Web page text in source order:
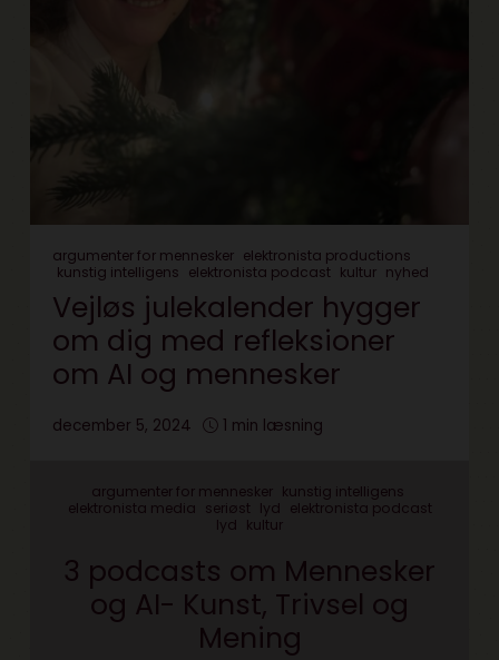
argumenter for mennesker elektronista productions
kunstig intelligens elektronista podcast kultur nyhed
Vejløs julekalender hygger
om dig med refleksioner
om AI og mennesker
december 5, 2024 1 min læsning
argumenter for mennesker kunstig intelligens
elektronista media seriøst lyd elektronista podcast
lyd kultur
3 podcasts om Mennesker
og AI- Kunst, Trivsel og
Mening